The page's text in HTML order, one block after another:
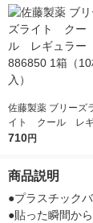
佐藤製薬 ブリーズ
イト クール レ
ラー 886850 1箱
710円
商品説明
●プラスチック
●貼った瞬間か